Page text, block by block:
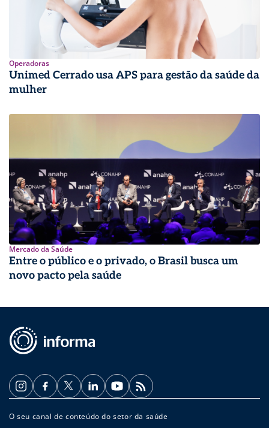
Operadoras
Unimed Cerrado usa APS para gestão da saúde da
mulher
Mercado da Saúde
Entre o público e o privado, o Brasil busca um
novo pacto pela saúde
O seu canal de conteúdo do setor da saúde